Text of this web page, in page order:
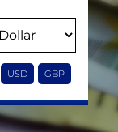
USD GBP